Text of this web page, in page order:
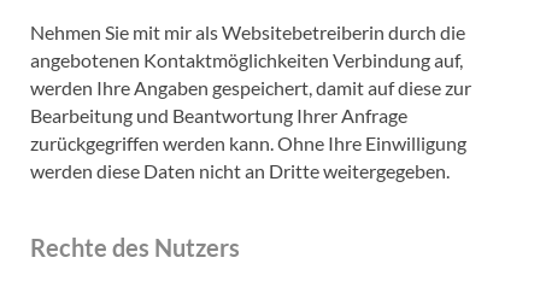
Nehmen Sie mit mir als Websitebetreiberin durch die
angebotenen Kontaktmöglichkeiten Verbindung auf,
werden Ihre Angaben gespeichert, damit auf diese zur
Bearbeitung und Beantwortung Ihrer Anfrage
zurückgegriffen werden kann. Ohne Ihre Einwilligung
werden diese Daten nicht an Dritte weitergegeben.
Rechte des Nutzers